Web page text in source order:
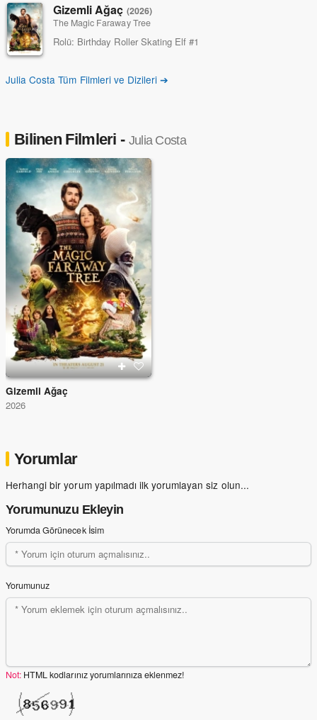
Gizemli Ağaç (2026)
The Magic Faraway Tree
Rolü: Birthday Roller Skating Elf #1
Julia Costa Tüm Filmleri ve Dizileri ➔
Bilinen Filmleri - Julia Costa
Gizemli Ağaç
2026
Yorumlar
Herhangi bir yorum yapılmadı ilk yorumlayan siz olun...
Yorumunuzu Ekleyin
Yorumda Görünecek İsim
Yorumunuz
Not: HTML kodlarınız yorumlarınıza eklenmez!